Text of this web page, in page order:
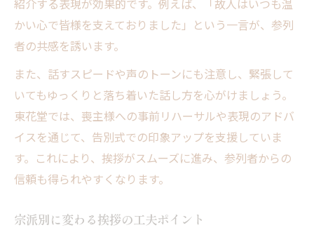
紹介する表現が効果的です。例えば、「故人はいつも温
かい心で皆様を支えておりました」という一言が、参列
者の共感を誘います。
また、話すスピードや声のトーンにも注意し、緊張して
いてもゆっくりと落ち着いた話し方を心がけましょう。
東花堂では、喪主様への事前リハーサルや表現のアドバ
イスを通じて、告別式での印象アップを支援していま
す。これにより、挨拶がスムーズに進み、参列者からの
信頼も得られやすくなります。
宗派別に変わる挨拶の工夫ポイント